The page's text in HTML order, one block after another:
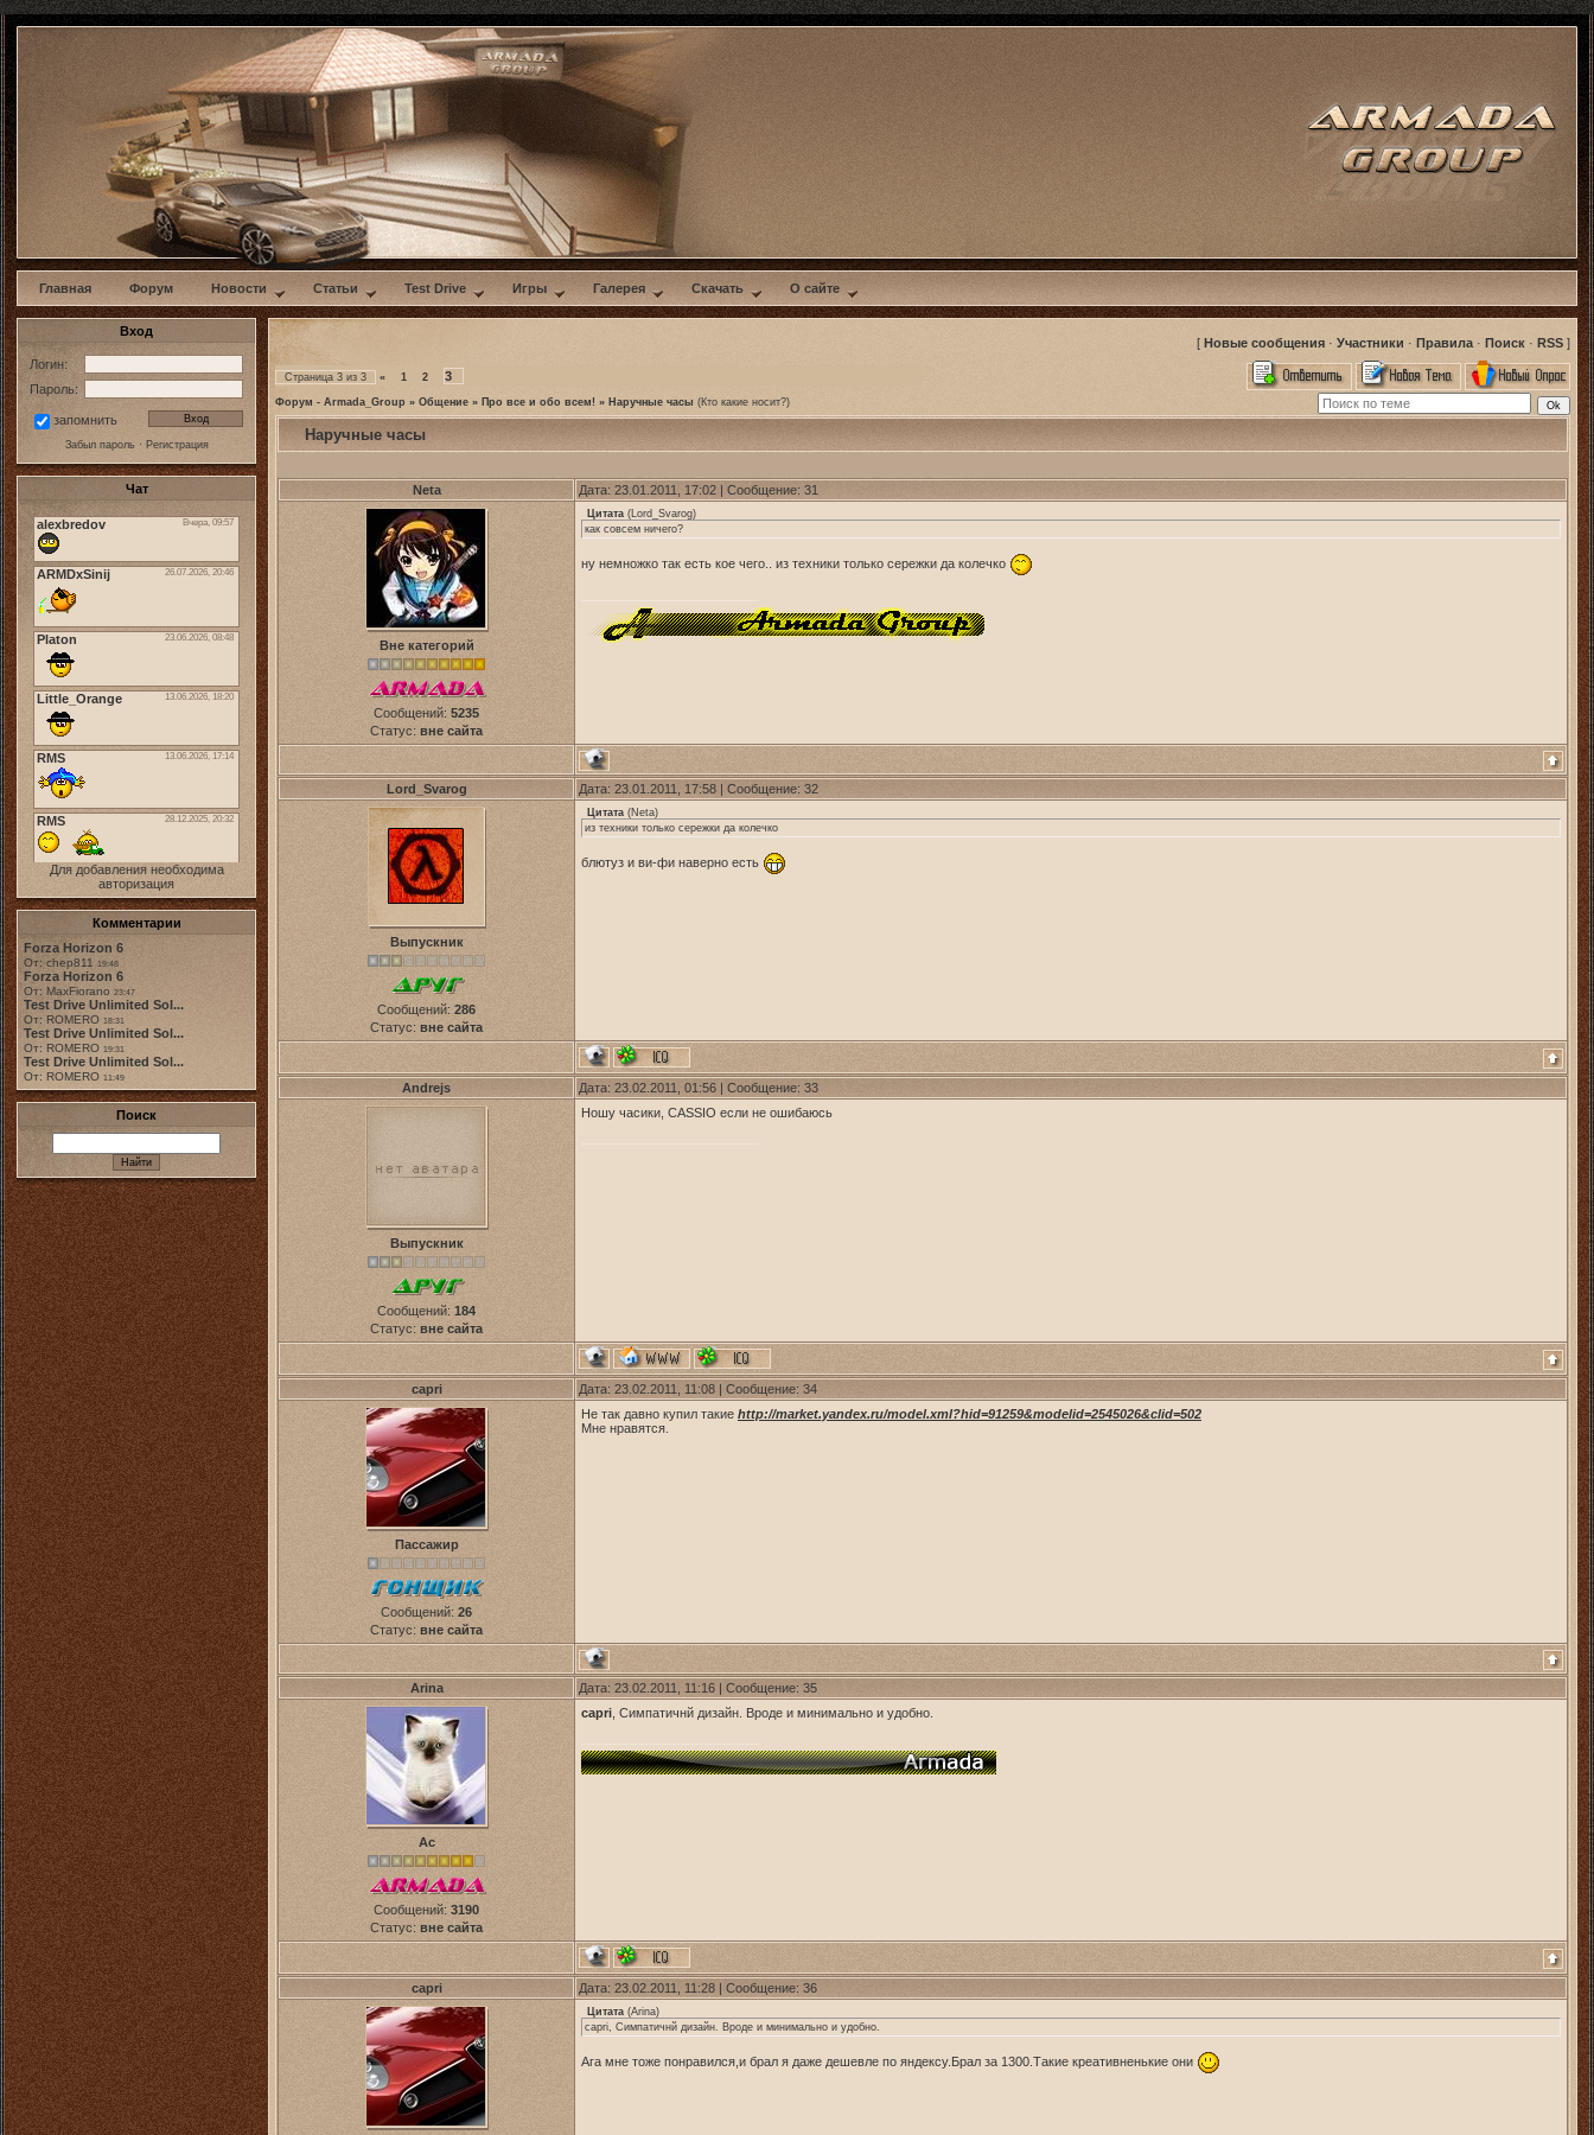
w
Главная Форум Новости Статьи Test Drive Игры Галерея Скачать О сайте
Вход
Логин:
Пароль:
запомнить
Забыл пароль· Регистрация
Чат
Для добавления необходима
авторизация
Комментарии
Forza Horizon 6
От: chep811 19:48
Forza Horizon 6
От: MaxFiorano 23:47
Test Drive Unlimited Sol...
От: ROMERO 18:31
Test Drive Unlimited Sol...
От: ROMERO 19:31
Test Drive Unlimited Sol...
От: ROMERO 11:49
Поиск
[ Новые сообщения · Участники · Правила · Поиск · RSS ]
Страница 3 из 3 « 1 2 3
Форум - Armada_Group » Общение » Про все и обо всем! » Наручные часы (Кто какие носит?)
Наручные часы
Neta Дата: 23.01.2011, 17:02 | Сообщение: 31
Вне категорий
Сообщений: 5235
Статус: вне сайта
Цитата (Lord_Svarog)
как совсем ничего?
ну немножко так есть кое чего.. из техники только сережки да колечко
Lord_Svarog Дата: 23.01.2011, 17:58 | Сообщение: 32
Выпускник
Сообщений: 286
Статус: вне сайта
Цитата (Neta)
из техники только сережки да колечко
блютуз и ви-фи наверно есть
Andrejs Дата: 23.02.2011, 01:56 | Сообщение: 33
Выпускник
Сообщений: 184
Статус: вне сайта
Ношу часики, CASSIO если не ошибаюсь
capri Дата: 23.02.2011, 11:08 | Сообщение: 34
Пассажир
Сообщений: 26
Статус: вне сайта
Не так давно купил такие http://market.yandex.ru/model.xml?hid=91259&modelid=2545026&clid=502
Мне нравятся.
Arina Дата: 23.02.2011, 11:16 | Сообщение: 35
Ас
Сообщений: 3190
Статус: вне сайта
capri , Симпатичнй дизайн. Вроде и минимально и удобно.
capri Дата: 23.02.2011, 11:28 | Сообщение: 36
Цитата (Arina)
capri, Симпатичнй дизайн. Вроде и минимально и удобно.
Ага мне тоже понравился,и брал я даже дешевле по яндексу.Брал за 1300.Такие креативненькие они